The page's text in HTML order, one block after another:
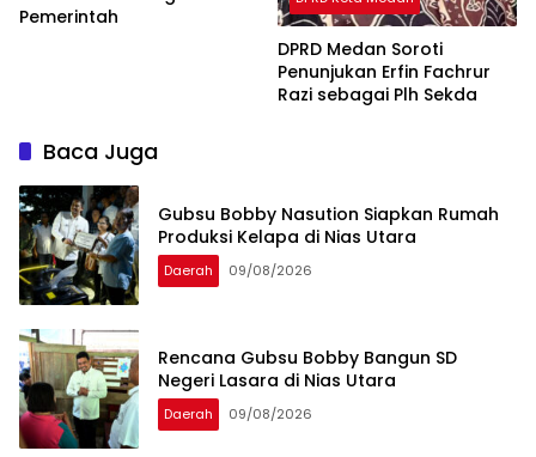
Pemerintah
DPRD Medan Soroti
Penunjukan Erfin Fachrur
Razi sebagai Plh Sekda
Baca Juga
Gubsu Bobby Nasution Siapkan Rumah
Produksi Kelapa di Nias Utara
Daerah 09/08/2026
Rencana Gubsu Bobby Bangun SD
Negeri Lasara di Nias Utara
Daerah 09/08/2026